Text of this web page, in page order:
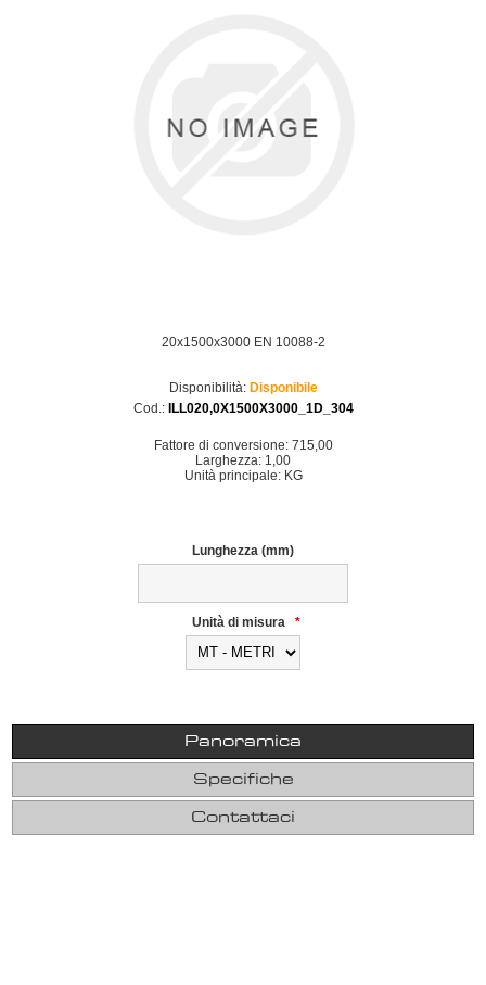
20x1500x3000 EN 10088-2
Disponibilità: Disponibile
Cod.:
ILL020,0X1500X3000_1D_304
Fattore di conversione: 715,00
Larghezza: 1,00
Unità principale: KG
Lunghezza (mm)
Unità di misura *
Panoramica
Specifiche
Contattaci